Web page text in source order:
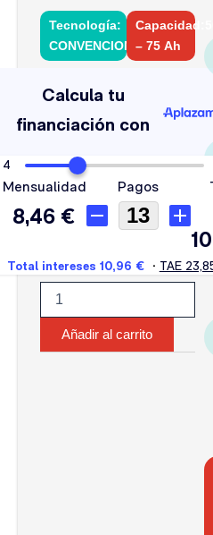
Tecnología:
CONVENCIONAL
Capacidad:50
– 75 Ah
60
AH
540A
Añadir al carrito